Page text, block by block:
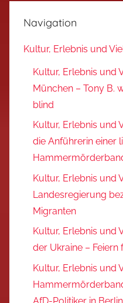
Navigation
Kultur, Erlebnis und
Kultur, Erlebnis und
München – Tony B.
blind
Kultur, Erlebnis und
die Anführerin einer
Kultur, Erlebnis und
Landesregierung
Migranten
Kultur, Erlebnis und
der Ukraine – Feiern
Kultur, Erlebnis und
AfD-Politiker in Berlin